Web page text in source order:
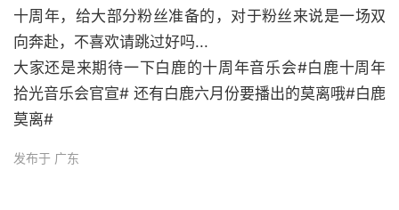
十周年，给大部分粉丝准备的，对于粉丝来说是一场双
向奔赴，不喜欢请跳过好吗...
大家还是来期待一下白鹿的十周年音乐会#白鹿十周年
拾光音乐会官宣# 还有白鹿六月份要播出的莫离哦#白鹿
莫离#
发布于 广东